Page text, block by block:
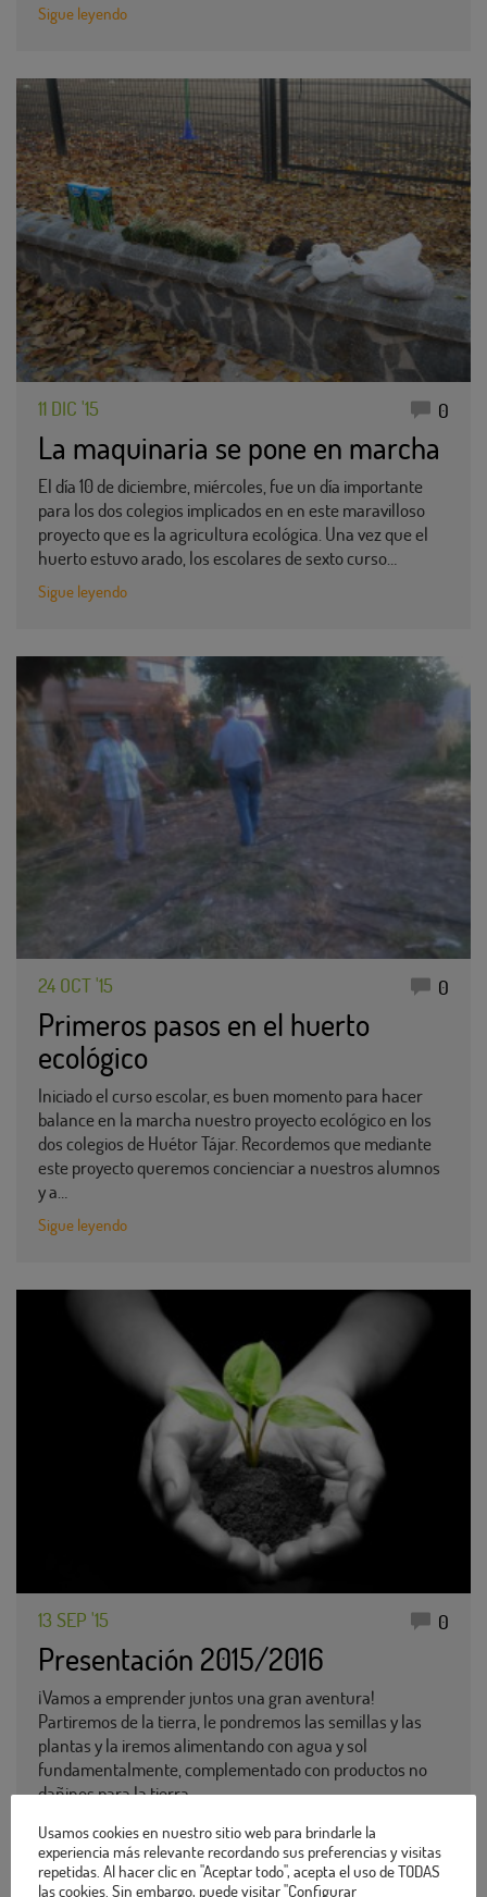
Sigue leyendo
11 DIC '15 0
La maquinaria se pone en marcha
El día 10 de diciembre, miércoles, fue un día importante
para los dos colegios implicados en en este maravilloso
proyecto que es la agricultura ecológica. Una vez que el
huerto estuvo arado, los escolares de sexto curso…
Sigue leyendo
24 OCT '15 0
Primeros pasos en el huerto
ecológico
Iniciado el curso escolar, es buen momento para hacer
balance en la marcha nuestro proyecto ecológico en los
dos colegios de Huétor Tájar. Recordemos que mediante
este proyecto queremos concienciar a nuestros alumnos
y a…
Sigue leyendo
13 SEP '15 0
Presentación 2015/2016
¡Vamos a emprender juntos una gran aventura!
Partiremos de la tierra, le pondremos las semillas y las
plantas y la iremos alimentando con agua y sol
fundamentalmente, complementado con productos no
dañinos para la tierra…
Sigue leyendo
Usamos cookies en nuestro sitio web para brindarle la
experiencia más relevante recordando sus preferencias y visitas
repetidas. Al hacer clic en "Aceptar todo", acepta el uso de TODAS
las cookies. Sin embargo, puede visitar "Configurar